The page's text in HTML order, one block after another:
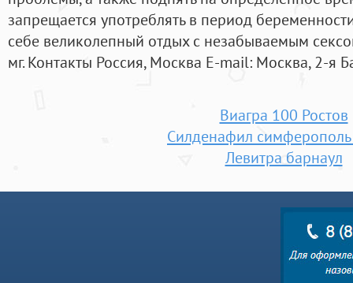
запрещается употреблять в период
себе великолепный отдых с незабываемым
мг. Контакты Россия, Москва E-mail: Москва, 2-я
Виагра 100 Ростов
Силденафил симферополь
Левитра барнаул